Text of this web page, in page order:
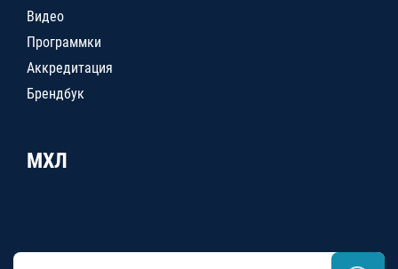
Видео
Программки
Аккредитация
Брендбук
МХЛ